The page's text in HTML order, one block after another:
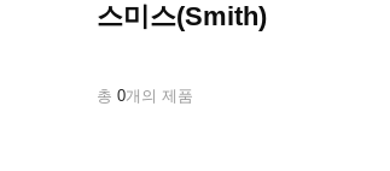
스미스(Smith)
총 0개의 제품